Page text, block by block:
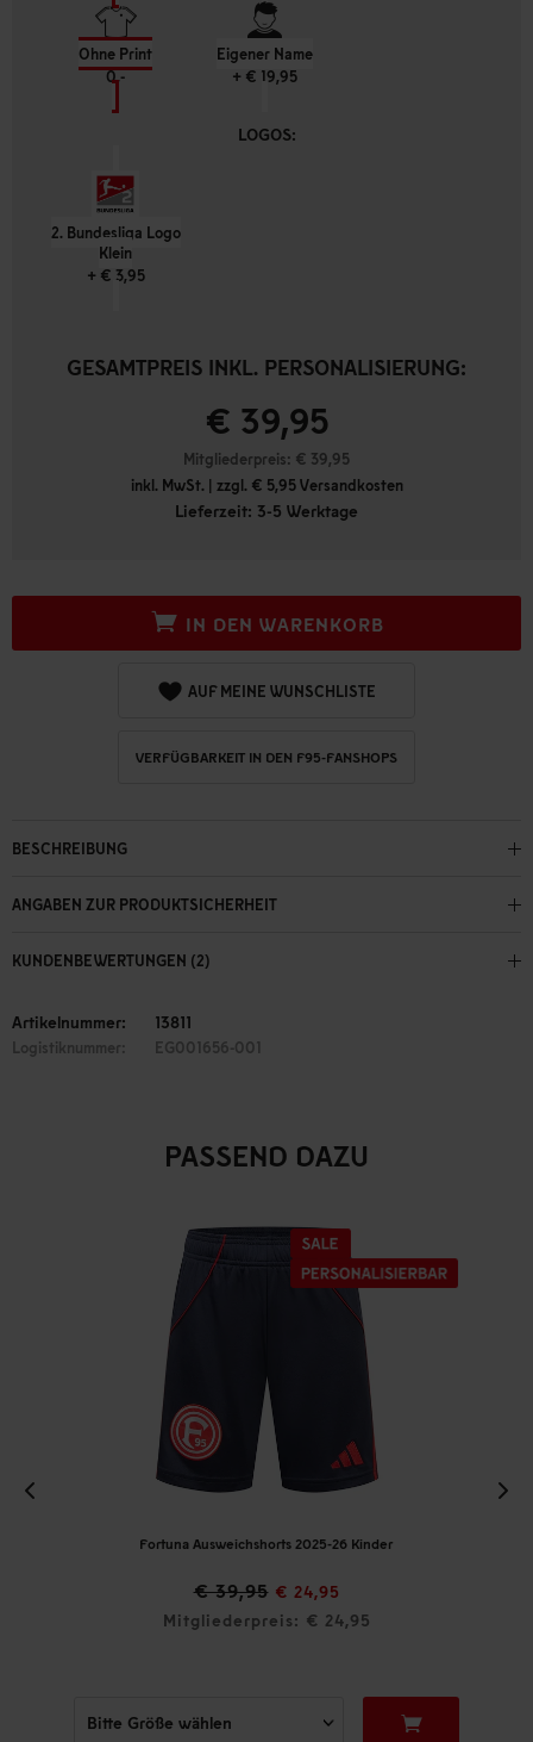
Ohne Print
0,-
Eigener Name
+ € 19,95
LOGOS:
2. Bundesliga Logo
Klein
+ € 3,95
GESAMTPREIS INKL. PERSONALISIERUNG:
€ 39,95
Mitgliederpreis: € 39,95
inkl. MwSt. | zzgl. € 5,95 Versandkosten
Lieferzeit: 3-5 Werktage
IN DEN WARENKORB
AUF MEINE WUNSCHLISTE
VERFÜGBARKEIT IN DEN F95-FANSHOPS
BESCHREIBUNG
ANGABEN ZUR PRODUKTSICHERHEIT
KUNDENBEWERTUNGEN (2)
Artikelnummer: 13811
Logistiknummer: EG001656-001
PASSEND DAZU
Fortuna Ausweichshorts 2025-26 Kinder
€ 39,95 € 24,95
Mitgliederpreis: € 24,95